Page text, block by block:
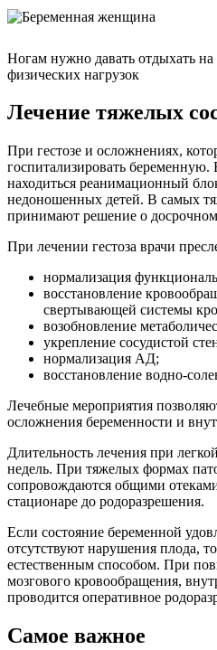
Ногам нужно давать отдыхать
физических нагрузок
Лечение тяжелых
При гестозе и осложнениях,
госпитализировать беременную.
находиться реанимационный
недоношенных детей. В самых
принимают решение о
При лечении гестоза врачи
нормализация
восстановление
свертывающей системы
возобновление
укрепление сосудистой
нормализация АД;
восстановление водно-
Лечебные мероприятия
осложнения беременности и
Длительность лечения при
недель. При тяжелых формах
сопровождаются общими
стационаре до родоразрешения.
Если состояние беременной
отсутствуют нарушения плода,
естественным способом. При
мозгового кровообращения,
проводится оперативное
Самое важное